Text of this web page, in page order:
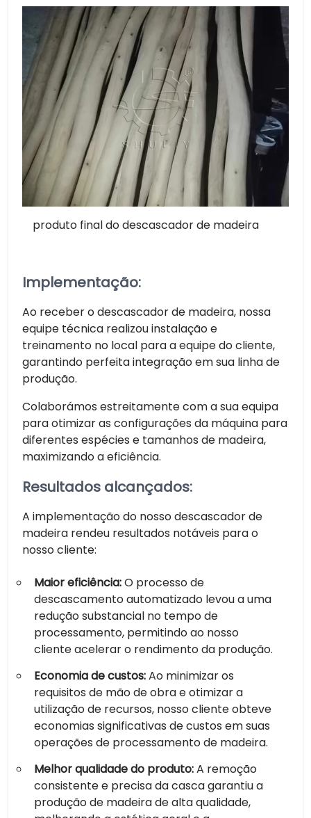
produto final do descascador de madeira
Implementação:
Ao receber o descascador de madeira, nossa
equipe técnica realizou instalação e
treinamento no local para a equipe do cliente,
garantindo perfeita integração em sua linha de
produção.
Colaborámos estreitamente com a sua equipa
para otimizar as configurações da máquina para
diferentes espécies e tamanhos de madeira,
maximizando a eficiência.
Resultados alcançados:
A implementação do nosso descascador de
madeira rendeu resultados notáveis ​​para o
nosso cliente:
Maior eficiência:O processo de
descascamento automatizado levou a uma
redução substancial no tempo de
processamento, permitindo ao nosso
cliente acelerar o rendimento da produção.
Economia de custos:Ao minimizar os
requisitos de mão de obra e otimizar a
utilização de recursos, nosso cliente obteve
economias significativas de custos em suas
operações de processamento de madeira.
Melhor qualidade do produto:A remoção
consistente e precisa da casca garantiu a
produção de madeira de alta qualidade,